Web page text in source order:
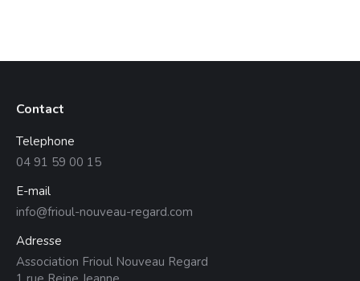
Contact
Telephone
04 91 59 00 15
E-mail
info@frioul-nouveau-regard.com
Adresse
Association Frioul Nouveau Regard